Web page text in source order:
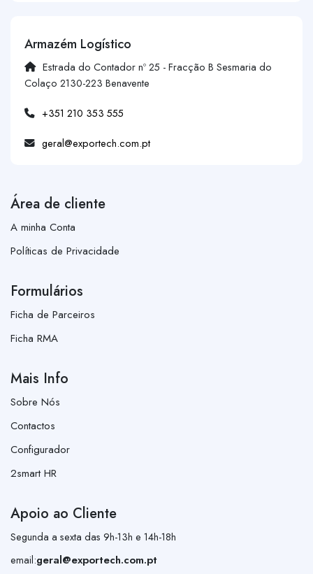
Armazém Logístico
Estrada do Contador nº 25 - Fracção B Sesmaria do
Colaço 2130-223 Benavente
+351 210 353 555
geral@exportech.com.pt
Área de cliente
A minha Conta
Políticas de Privacidade
Formulários
Ficha de Parceiros
Ficha RMA
Mais Info
Sobre Nós
Contactos
Configurador
2smart HR
Apoio ao Cliente
Segunda a sexta das 9h-13h e 14h-18h
email:geral@exportech.com.pt